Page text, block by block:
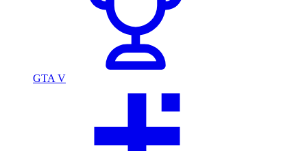
GTA V